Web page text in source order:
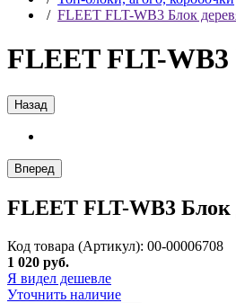
/ FLEET FLT-WB3 Блок
FLEET FLT-WB3
Назад
Вперед
FLEET FLT-WB3 Блок
Код товара (Артикул): 00-00006708
1 020 руб.
Я видел дешевле
Уточнить наличие